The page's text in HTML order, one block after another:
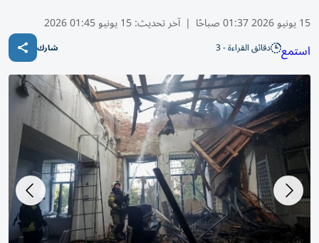
15 يونيو 2026 01:37 صباحًا | آخر تحديث:15 يونيو 01:45 2026
استمع دقائق القراءة - 3 شارك